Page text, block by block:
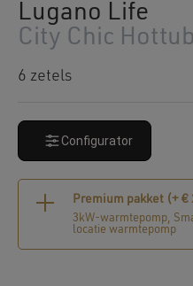
Lugano Life
City Chic Hottub
6 zetels
Configurator
Premium pakket (+ €
3kW-warmtepomp,
locatie warmtepomp